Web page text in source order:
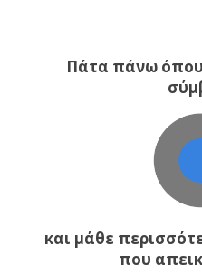
Πάτα πάνω όπου
και μάθε
που